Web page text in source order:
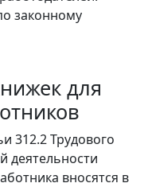
законному
для
312.2 Трудового
деятельности
вносятся в